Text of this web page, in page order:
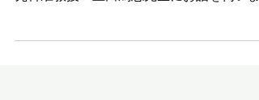
受賞された、長崎大学大学院医歯薬学総合